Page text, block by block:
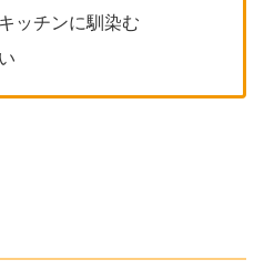
ッチンに馴染む